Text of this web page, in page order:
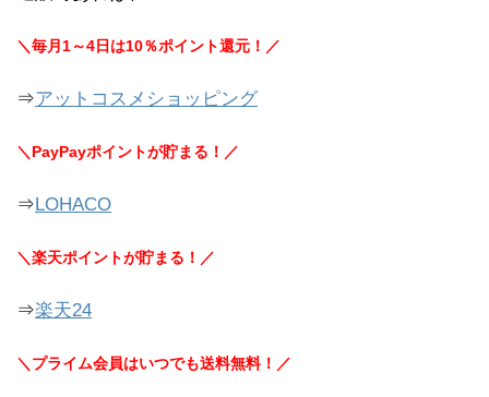
＼毎月1～4日は10％ポイント還元！／
⇒アットコスメショッピング
＼PayPayポイントが貯まる！／
⇒LOHACO
＼楽天ポイントが貯まる！／
⇒楽天24
＼プライム会員はいつでも送料無料！／